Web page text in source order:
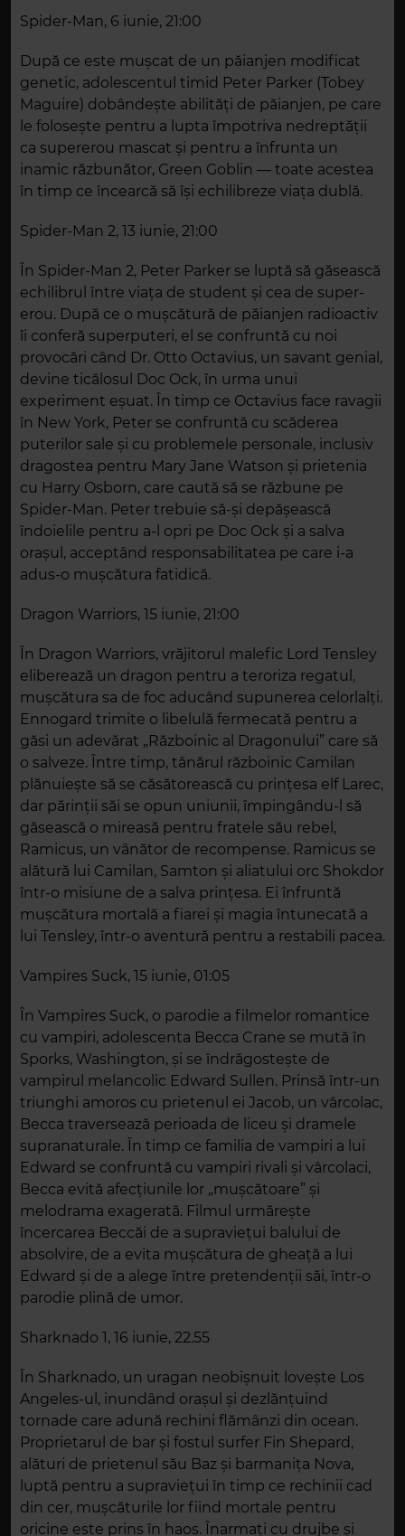
Spider-Man, 6 iunie, 21:00
După ce este mușcat de un păianjen modificat
genetic, adolescentul timid Peter Parker (Tobey
Maguire) dobândește abilități de păianjen, pe care
le folosește pentru a lupta împotriva nedreptății
ca supererou mascat și pentru a înfrunta un
inamic răzbunător, Green Goblin — toate acestea
în timp ce încearcă să își echilibreze viața dublă.
Spider-Man 2, 13 iunie, 21:00
În Spider-Man 2, Peter Parker se luptă să găsească
echilibrul între viața de student și cea de super-
erou. După ce o mușcătură de păianjen radioactiv
îi conferă superputeri, el se confruntă cu noi
provocări când Dr. Otto Octavius, un savant genial,
devine ticălosul Doc Ock, în urma unui
experiment eșuat. În timp ce Octavius face ravagii
în New York, Peter se confruntă cu scăderea
puterilor sale și cu problemele personale, inclusiv
dragostea pentru Mary Jane Watson și prietenia
cu Harry Osborn, care caută să se răzbune pe
Spider-Man. Peter trebuie să-și depășească
îndoielile pentru a-l opri pe Doc Ock și a salva
orașul, acceptând responsabilitatea pe care i-a
adus-o mușcătura fatidică.
Dragon Warriors, 15 iunie, 21:00
În Dragon Warriors, vrăjitorul malefic Lord Tensley
eliberează un dragon pentru a teroriza regatul,
mușcătura sa de foc aducând supunerea celorlalți.
Ennogard trimite o libelulă fermecată pentru a
găsi un adevărat „Războinic al Dragonului” care să
o salveze. Între timp, tânărul războinic Camilan
plănuiește să se căsătorească cu prințesa elf Larec,
dar părinții săi se opun uniunii, împingându-l să
găsească o mireasă pentru fratele său rebel,
Ramicus, un vânător de recompense. Ramicus se
alătură lui Camilan, Samton și aliatului orc Shokdor
într-o misiune de a salva prințesa. Ei înfruntă
mușcătura mortală a fiarei și magia întunecată a
lui Tensley, într-o aventură pentru a restabili pacea.
Vampires Suck, 15 iunie, 01:05
În Vampires Suck, o parodie a filmelor romantice
cu vampiri, adolescenta Becca Crane se mută în
Sporks, Washington, și se îndrăgostește de
vampirul melancolic Edward Sullen. Prinsă într-un
triunghi amoros cu prietenul ei Jacob, un vârcolac,
Becca traversează perioada de liceu și dramele
supranaturale. În timp ce familia de vampiri a lui
Edward se confruntă cu vampiri rivali și vârcolaci,
Becca evită afecțiunile lor „mușcătoare” și
melodrama exagerată. Filmul urmărește
încercarea Beccăi de a supraviețui balului de
absolvire, de a evita mușcătura de gheață a lui
Edward și de a alege între pretendenții săi, într-o
parodie plină de umor.
Sharknado 1, 16 iunie, 22.55
În Sharknado, un uragan neobișnuit lovește Los
Angeles-ul, inundând orașul și dezlănțuind
tornade care adună rechini flămânzi din ocean.
Proprietarul de bar și fostul surfer Fin Shepard,
alături de prietenul său Baz și barmanița Nova,
luptă pentru a supraviețui în timp ce rechinii cad
din cer, mușcăturile lor fiind mortale pentru
oricine este prins în haos. Înarmați cu drujbe și